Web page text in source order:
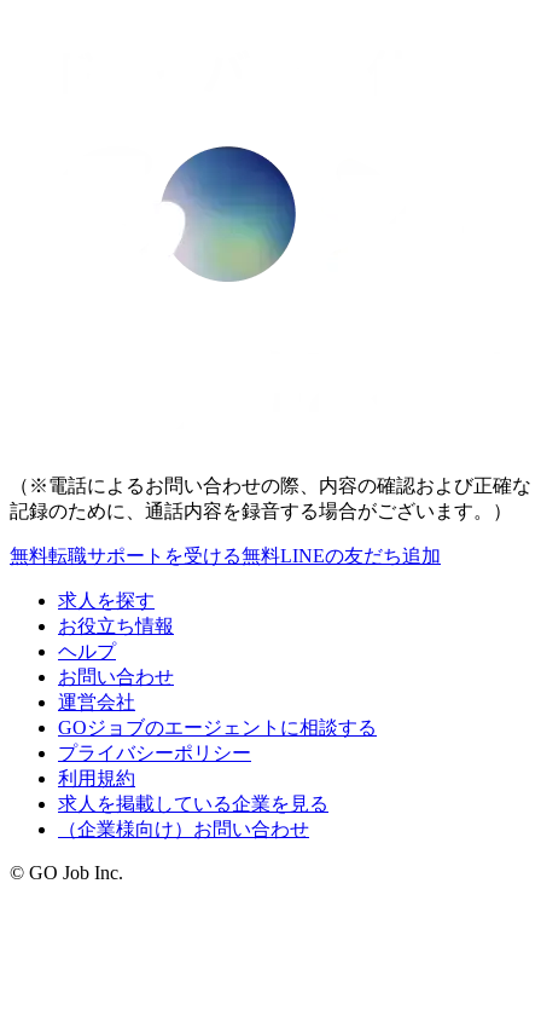
（※電話によるお問い合わせの際、内容の確認および正確な
記録のために、通話内容を録音する場合がございます。）
無料転職サポートを受ける無料LINEの友だち追加
求人を探す
お役立ち情報
ヘルプ
お問い合わせ
運営会社
GOジョブのエージェントに相談する
プライバシーポリシー
利用規約
求人を掲載している企業を見る
（企業様向け）お問い合わせ
© GO Job Inc.